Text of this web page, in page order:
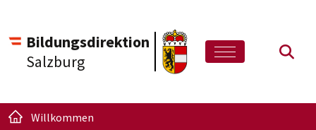
Bildungsdirektion
Salzburg
Willkommen